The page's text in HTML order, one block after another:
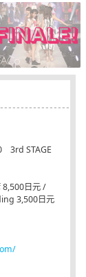
3rd STAGE
日元 /
3,500日元